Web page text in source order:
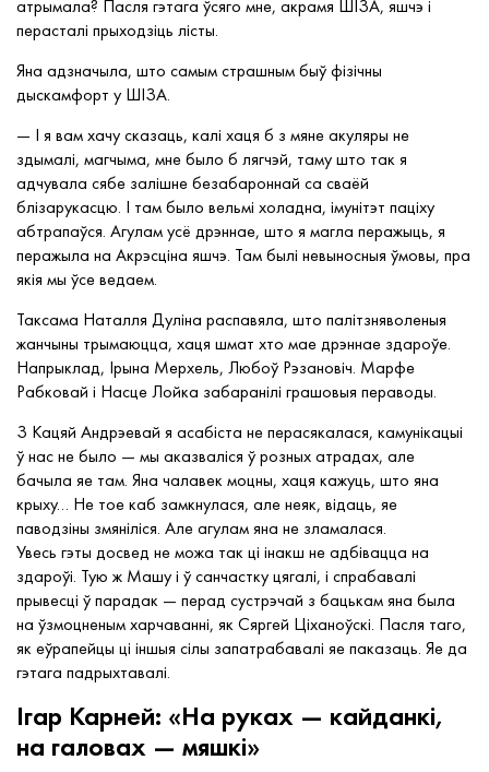
атрымала? Пасля гэтага ўсяго мне, акрамя ШІЗА, яшчэ і
перасталі прыходзіць лісты.
Яна адзначыла, што самым страшным быў фізічны
дыскамфорт у ШІЗА.
— І я вам хачу сказаць, калі хаця б з мяне акуляры не
здымалі, магчыма, мне было б лягчэй, таму што так я
адчувала сябе залішне безабароннай са сваёй
блізарукасцю. І там было вельмі холадна, імунітэт паціху
абтрапаўся. Агулам усё дрэннае, што я магла перажыць, я
перажыла на Акрэсціна яшчэ. Там былі невыносныя ўмовы, пра
якія мы ўсе ведаем.
Таксама Наталля Дуліна распавяла, што палітзняволеныя
жанчыны трымаюцца, хаця шмат хто мае дрэннае здароўе.
Напрыклад, Ірына Мерхель, Любоў Рэзановіч. Марфе
Рабковай і Насце Лойка забаранілі грашовыя пераводы.
З Кацяй Андрэевай я асабіста не перасякалася, камунікацыі
ў нас не было — мы аказваліся ў розных атрадах, але
бачыла яе там. Яна чалавек моцны, хаця кажуць, што яна
крыху… Не тое каб замкнулася, але неяк, відаць, яе
паводзіны змяніліся. Але агулам яна не зламалася.
Увесь гэты досвед не можа так ці інакш не адбівацца на
здароўі. Тую ж Машу і ў санчастку цягалі, і спрабавалі
прывесці ў парадак — перад сустрэчай з бацькам яна была
на ўзмоцненым харчаванні, як Сяргей Ціханоўскі. Пасля таго,
як еўрапейцы ці іншыя сілы запатрабавалі яе паказаць. Яе да
гэтага падрыхтавалі.
Ігар Карней: «На руках — кайданкі,
на галовах — мяшкі»